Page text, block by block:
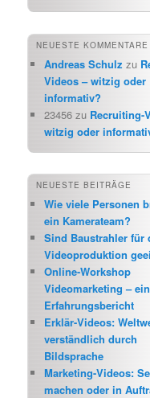
NEUESTE KOMMENTARE
Andreas Schulz zu
Videos – witzig oder
informativ?
23456 zu Recruiting-
witzig oder
NEUESTE BEITRÄGE
Wie viele Personen
ein Kamerateam?
Sind Baustrahler für
Videoproduktion
Online-Workshop
Videomarketing – ein
Erfahrungsbericht
Erklär-Videos:
verständlich durch
Bildsprache
Marketing-Videos:
machen oder in